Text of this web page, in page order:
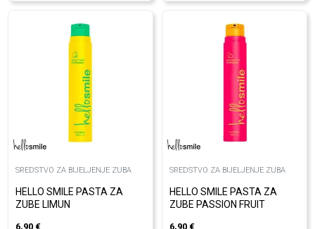
SREDSTVO ZA BIJELJENJE ZUBA
HELLO SMILE PASTA ZA
ZUBE LIMUN
6,90 €
SREDSTVO ZA BIJELJENJE ZUBA
HELLO SMILE PASTA ZA
ZUBE PASSION FRUIT
6,90 €